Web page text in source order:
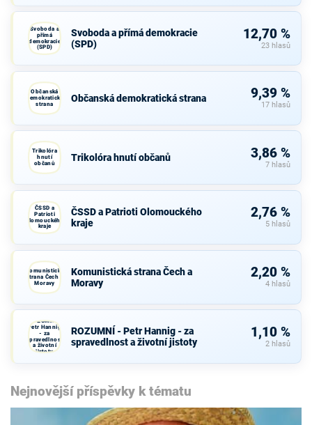
Svoboda a
přímá
demokracie
(SPD)
Svoboda a přímá demokracie
(SPD)
12,70 %
23 hlasů
Občanská
demokratická
strana
Občanská demokratická strana 9,39 %
17 hlasů
Trikolóra
hnutí
občanů
Trikolóra hnutí občanů 3,86 %
7 hlasů
ČSSD a
Patrioti
Olomouckého
kraje
ČSSD a Patrioti Olomouckého
kraje
2,76 %
5 hlasů
Komunistická
strana Čech a
Moravy
Komunistická strana Čech a
Moravy
2,20 %
4 hlasů
ROZUMNÍ -
Petr Hannig
- za
spravedlnost
a životní
jistoty
ROZUMNÍ - Petr Hannig - za
spravedlnost a životní jistoty
1,10 %
2 hlasů
Nejnovější příspěvky k tématu